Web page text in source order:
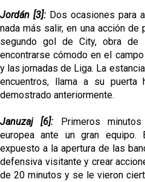
Jordán [3]: Dos ocasiones para
nada más salir, en una acción
segundo gol de City, obra de
encontrarse cómodo en el
y las jornadas de Liga. La
encuentros, llama a su
demostrado anteriormente.
Januzaj [6]: Primeros
europea ante un gran
expuesto a la apertura de las
defensiva visitante y crear
de 20 minutos y se le vieron